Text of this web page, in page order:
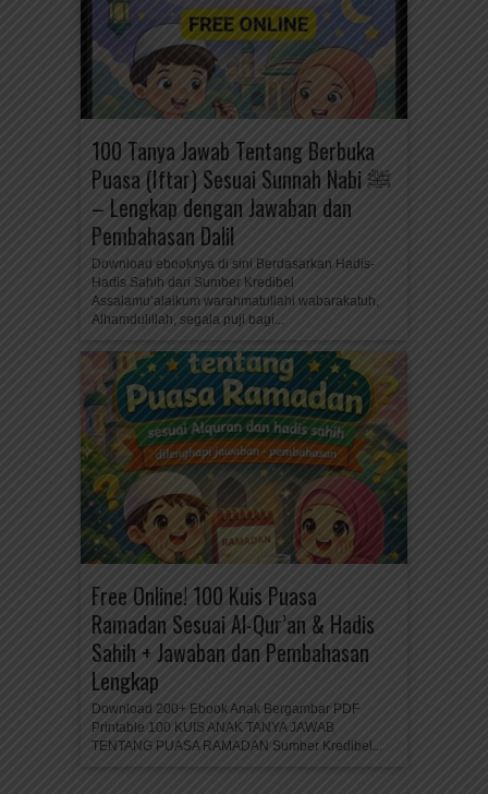
100 Tanya Jawab Tentang Berbuka
Puasa (Iftar) Sesuai Sunnah Nabi ﷺ
– Lengkap dengan Jawaban dan
Pembahasan Dalil
Download ebooknya di sini Berdasarkan Hadis-
Hadis Sahih dari Sumber Kredibel
Assalamu’alaikum warahmatullahi wabarakatuh,
Alhamdulillah, segala puji bagi...
Free Online! 100 Kuis Puasa
Ramadan Sesuai Al-Qur’an & Hadis
Sahih + Jawaban dan Pembahasan
Lengkap
Download 200+ Ebook Anak Bergambar PDF
Printable 100 KUIS ANAK TANYA JAWAB
TENTANG PUASA RAMADAN Sumber Kredibel...